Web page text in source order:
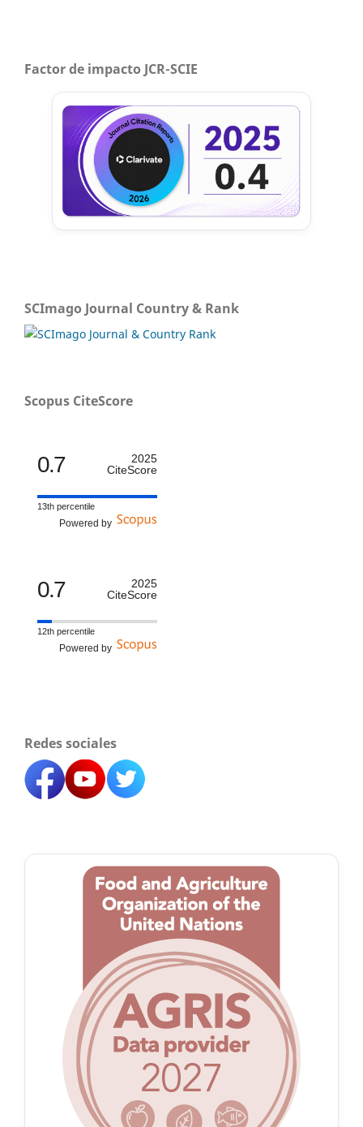
Factor de impacto JCR-SCIE
SCImago Journal Country & Rank
Scopus CiteScore
0.7
2025
CiteScore
13th percentile
Powered by
0.7
2025
CiteScore
12th percentile
Powered by
Redes sociales